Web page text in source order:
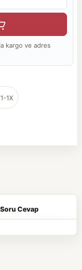
kargo ve adres
1X
Soru Cevap